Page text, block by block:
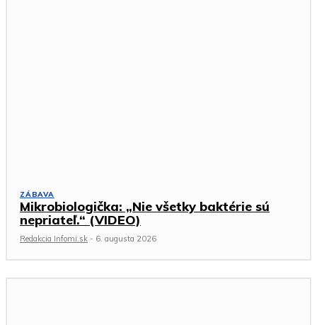
ZÁBAVA
Mikrobiologička: „Nie všetky baktérie sú
nepriateľ.“ (VIDEO)
Redakcia Infomi.sk - 6. augusta 2026